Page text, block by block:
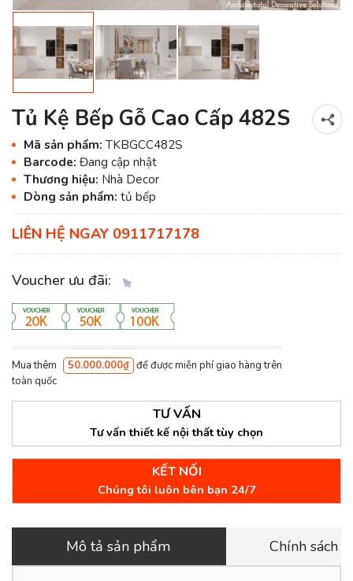
Tủ Kệ Bếp Gỗ Cao Cấp 482S
Mã sản phẩm:TKBGCC482S
Barcode: Đang cập nhật
Thương hiệu: Nhà Decor
Dòng sản phẩm: tủ bếp
LIÊN HỆ NGAY 0911717178
Voucher ưu đãi:
Mua thêm 50.000.000₫ để được miễn phí giao hàng trên
toàn quốc
TƯ VẤN
Tư vấn thiết kế nội thất tùy chọn
KẾT NỐI
Chúng tôi luôn bên bạn 24/7
Mô tả sản phẩm Chính sách